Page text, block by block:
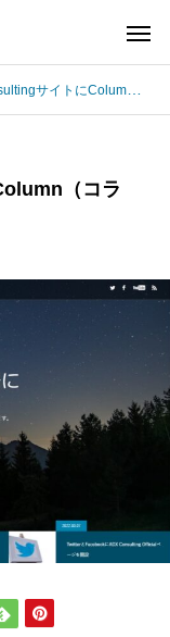
Column（コラム）ページを追加！
（コラ